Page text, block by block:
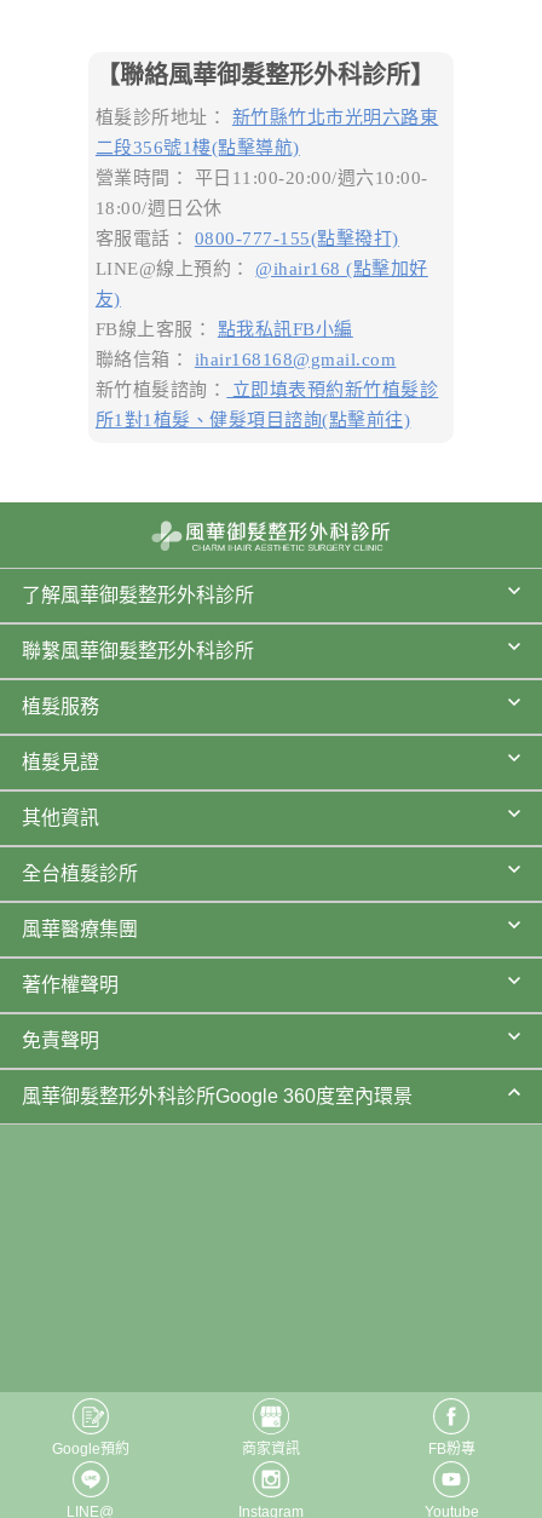
【聯絡風華御髮整形外科診所】
植髮診所地址： 新竹縣竹北市光明六路東
二段356號1樓(點擊導航)
營業時間： 平日11:00-20:00/週六10:00-
18:00/週日公休
客服電話： 0800-777-155(點擊撥打)
LINE@線上預約：@ihair168 (點擊加好
友)
FB線上客服： 點我私訊FB小編
聯絡信箱： ihair168168@gmail.com
新竹植髮諮詢：
立即填表預約新竹植髮診
所1對1植髮、健髮項目諮詢(點擊前往)
了解風華御髮整形外科診所
聯繫風華御髮整形外科診所
植髮服務
植髮見證
其他資訊
全台植髮診所
風華醫療集團
著作權聲明
免責聲明
風華御髮整形外科診所Google 360度室內環景
Google預約 商家資訊 FB粉專
LINE@ Instagram Youtube